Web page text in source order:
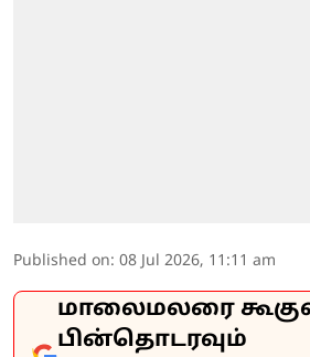
Published on: 08 Jul 2026, 11:11 am
மாலைமலரை
பின்தொடரவும்